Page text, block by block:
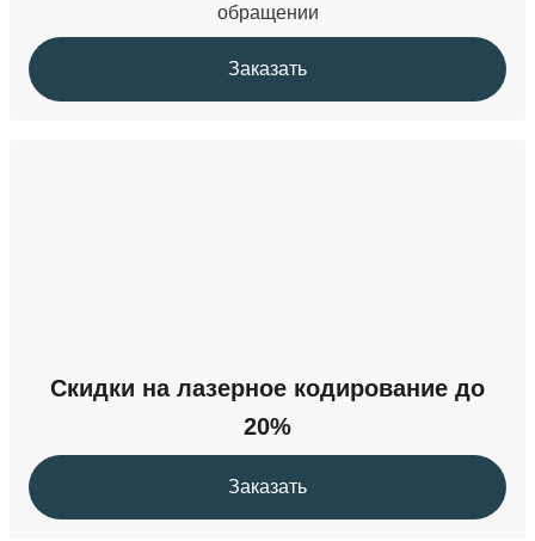
обращении
Заказать
Скидки на лазерное кодирование до
20%
Заказать